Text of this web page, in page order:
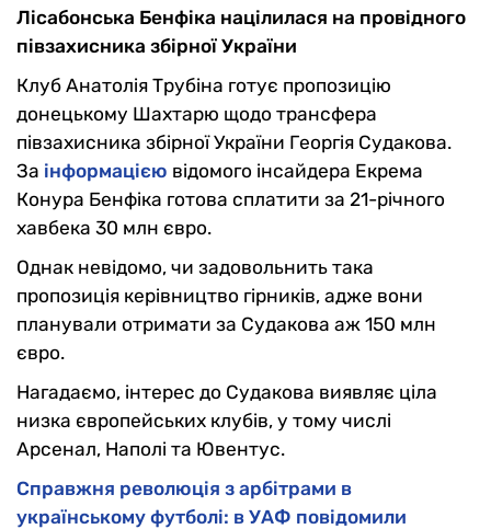
Лісабонська Бенфіка націлилася на провідного
півзахисника збірної України
Клуб Анатолія Трубіна готує пропозицію
донецькому Шахтарю щодо трансфера
півзахисника збірної України Георгія Судакова.
За інформацією відомого інсайдера Екрема
Конура Бенфіка готова сплатити за 21-річного
хавбека 30 млн євро.
Однак невідомо, чи задовольнить така
пропозиція керівництво гірників, адже вони
планували отримати за Судакова аж 150 млн
євро.
Нагадаємо, інтерес до Судакова виявляє ціла
низка європейських клубів, у тому числі
Арсенал, Наполі та Ювентус.
Справжня революція з арбітрами в
українському футболі: в УАФ повідомили